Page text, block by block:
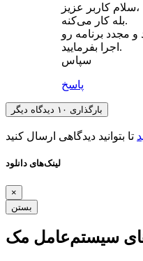
سلام کاربر عزیز،
بله کار می‌کنه.
و مجدد برنامه رو
اجرا بفرمایید.
سپاس
پاسخ
بارگذاری ۱۰ دیدگاه دیگر
لینک‌های دانلود
×
بستن
سیستم‌عامل مک